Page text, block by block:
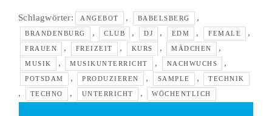
Schlagwörter: ANGEBOT , BABELSBERG ,
BRANDENBURG , CLUB , DJ , EDM , FEMALE ,
FRAUEN , FREIZEIT , KURS , MÄDCHEN ,
MUSIK , MUSIKUNTERRICHT , NACHWUCHS ,
POTSDAM , PRODUZIEREN , SAMPLE , TECHNIK
, TECHNO , UNTERRICHT , WÖCHENTLICH